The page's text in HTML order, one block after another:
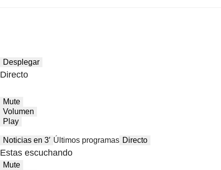
Desplegar
Directo
Mute
Volumen
Play
Noticias en 3′ Últimos programas Directo
Estas escuchando
Mute